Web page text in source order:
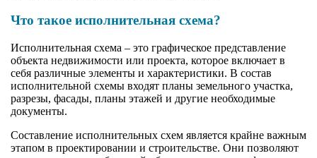
Что такое исполнительная схема?
Исполнительная схема – это графическое представление
объекта недвижимости или проекта, которое включает в
себя различные элементы и характеристики. В состав
исполнительной схемы входят планы земельного участка,
разрезы, фасады, планы этажей и другие необходимые
документы.
Составление исполнительных схем является крайне важным
этапом в проектировании и строительстве. Они позволяют